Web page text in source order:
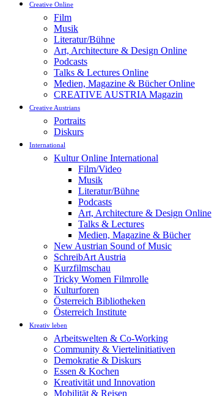
Creative Online
Film
Musik
Literatur/Bühne
Art, Architecture & Design Online
Podcasts
Talks & Lectures Online
Medien, Magazine & Bücher Online
CREATIVE AUSTRIA Magazin
Creative Austrians
Portraits
Diskurs
International
Kultur Online International
Film/Video
Musik
Literatur/Bühne
Podcasts
Art, Architecture & Design Online
Talks & Lectures
Medien, Magazine & Bücher
New Austrian Sound of Music
SchreibArt Austria
Kurzfilmschau
Tricky Women Filmrolle
Kulturforen
Österreich Bibliotheken
Österreich Institute
Kreativ leben
Arbeitswelten & Co-Working
Community & Viertelinitiativen
Demokratie & Diskurs
Essen & Kochen
Kreativität und Innovation
Mobilität & Reisen